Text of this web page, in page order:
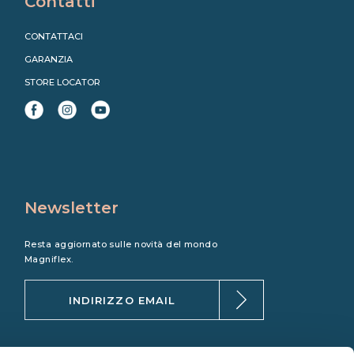
CONTATTACI
GARANZIA
STORE LOCATOR
Newsletter
Resta aggiornato sulle novità del mondo
Magniflex.